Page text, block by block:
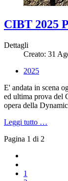
CIBT 2025
Dettagli
Creato: 31
2025
E' andata in scena
ed ultima prova del
opera della
Leggi tutto …
Pagina 1 di 2
1